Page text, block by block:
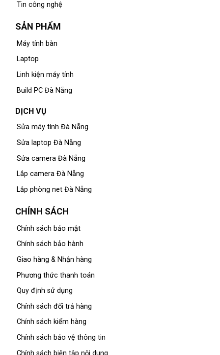
Tin công nghệ
SẢN PHẨM
Máy tính bàn
Laptop
Linh kiện máy tính
Build PC Đà Nẵng
DỊCH VỤ
Sửa máy tính Đà Nẵng
Sửa laptop Đà Nẵng
Sửa camera Đà Nẵng
Lắp camera Đà Nẵng
Lắp phòng net Đà Nẵng
CHÍNH SÁCH
Chính sách bảo mật
Chính sách bảo hành
Giao hàng & Nhận hàng
Phương thức thanh toán
Quy định sử dụng
Chính sách đổi trả hàng
Chính sách kiểm hàng
Chính sách bảo vệ thông tin
Chính sách biên tập nội dung